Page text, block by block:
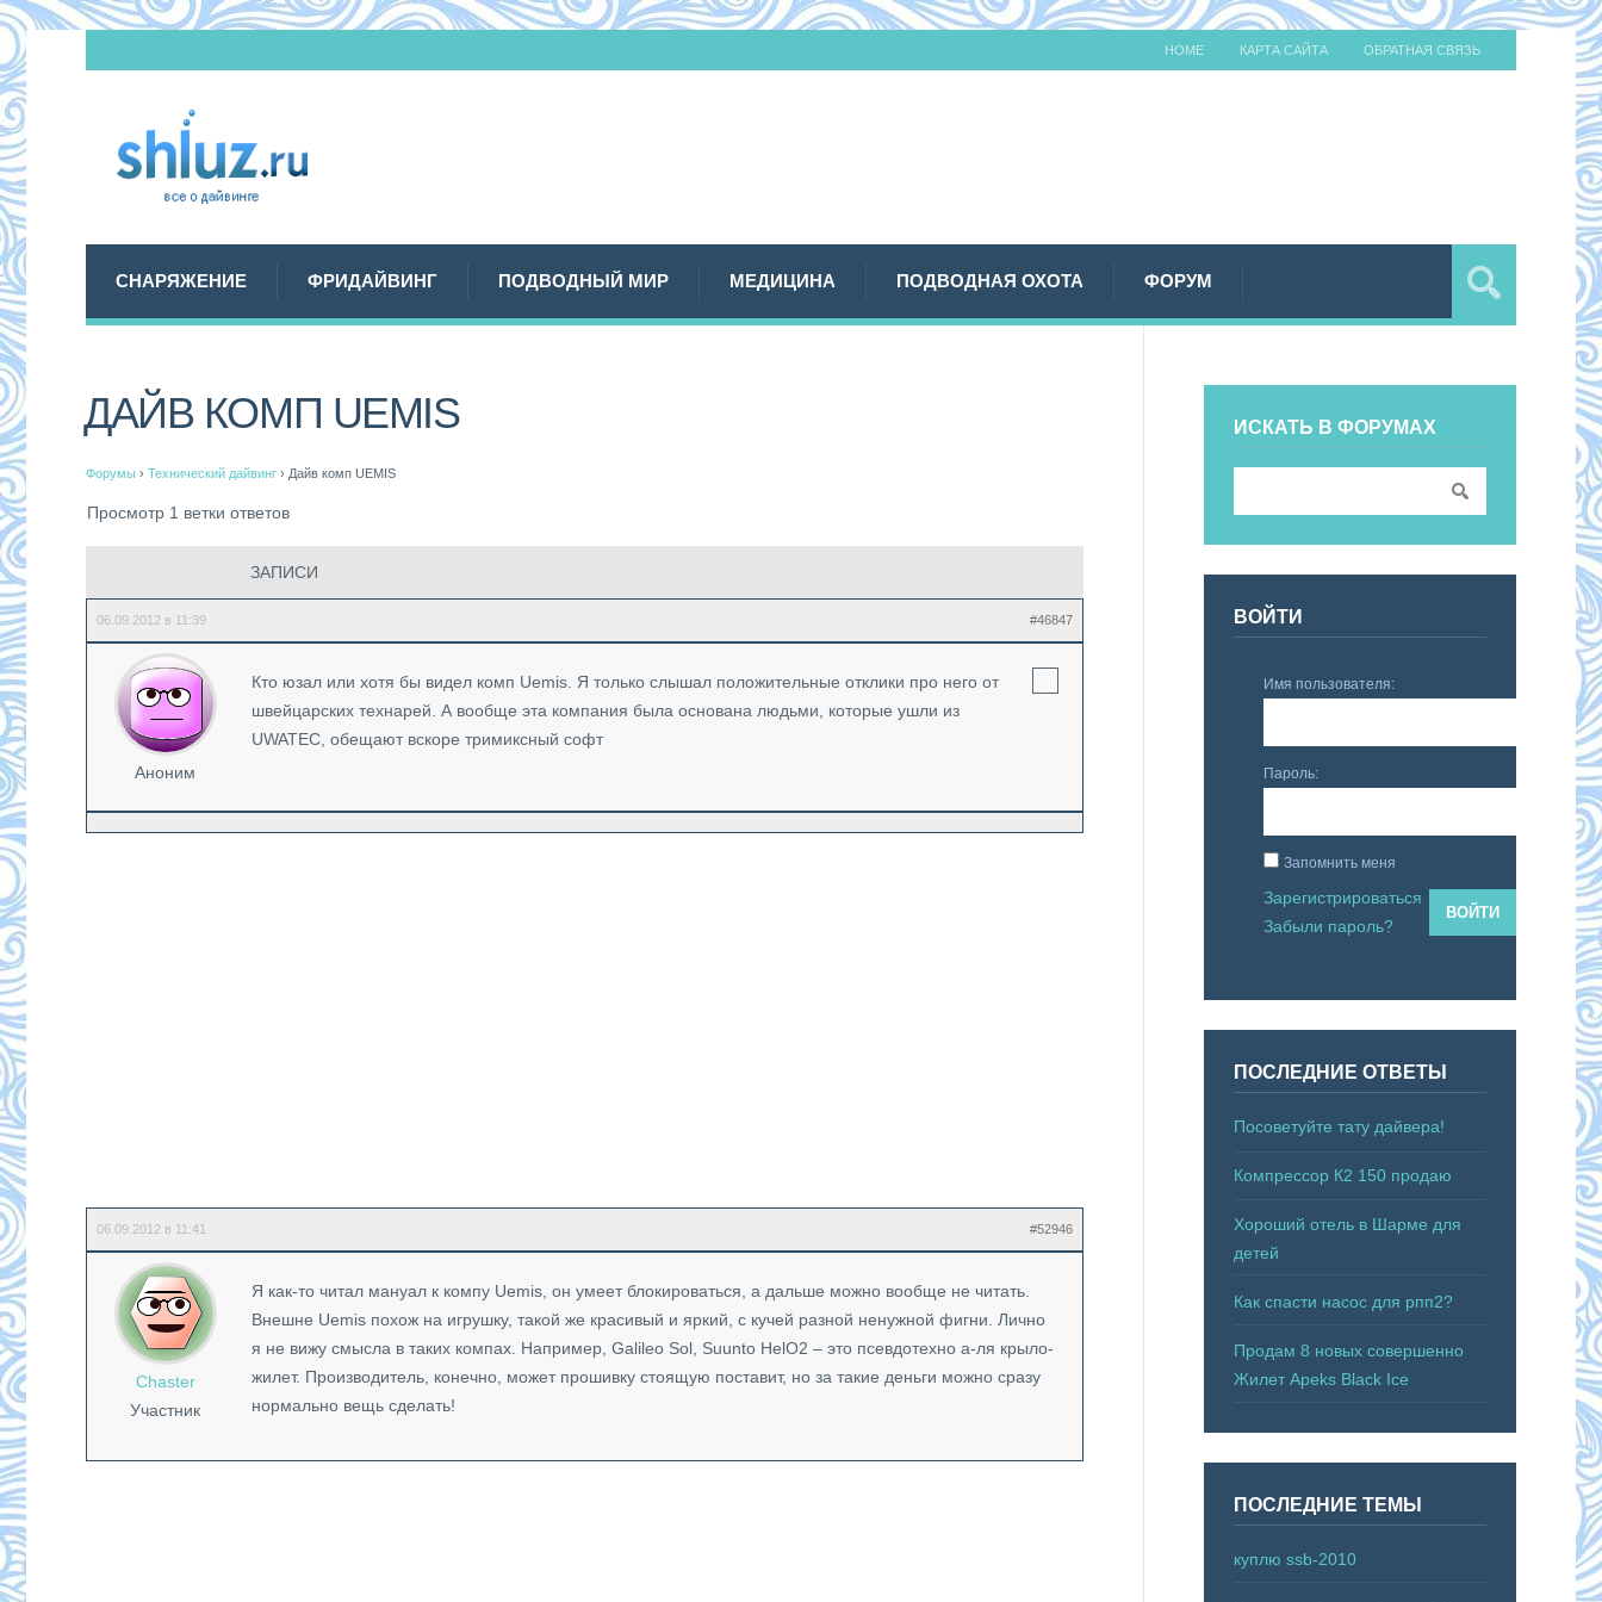
HOME КАРТА САЙТА ОБРАТНАЯ СВЯЗЬ
СНАРЯЖЕНИЕ ФРИДАЙВИНГ ПОДВОДНЫЙ МИР МЕДИЦИНА ПОДВОДНАЯ ОХОТА ФОРУМ
ДАЙВ КОМП UEMIS
Форумы › Технический дайвинг › Дайв комп UEMIS
Просмотр 1 ветки ответов
ЗАПИСИ
06.09.2012 в 11:39 #46847
Аноним
Кто юзал или хотя бы видел комп Uemis. Я только слышал положительные отклики про него от
швейцарских технарей. А вообще эта компания была основана людьми, которые ушли из
UWATEC, обещают вскоре тримиксный софт
06.09.2012 в 11:41 #52946
Chaster
Участник
Я как-то читал мануал к компу Uemis, он умеет блокироваться, а дальше можно вообще не читать.
Внешне Uemis похож на игрушку, такой же красивый и яркий, с кучей разной ненужной фигни. Лично
я не вижу смысла в таких компах. Например, Galileo Sol, Suunto HelO2 – это псевдотехно а-ля крыло-
жилет. Производитель, конечно, может прошивку стоящую поставит, но за такие деньги можно сразу
нормально вещь сделать!
ИСКАТЬ В ФОРУМАХ
ВОЙТИ
Имя пользователя:
Пароль:
Запомнить меня
ВОЙТИ
Зарегистрироваться
Забыли пароль?
ПОСЛЕДНИЕ ОТВЕТЫ
Посоветуйте тату дайвера!
Компрессор К2 150 продаю
Хороший отель в Шарме для
детей
Как спасти насос для рпп2?
Продам 8 новых совершенно
Жилет Apeks Black Ice
ПОСЛЕДНИЕ ТЕМЫ
куплю ssb-2010